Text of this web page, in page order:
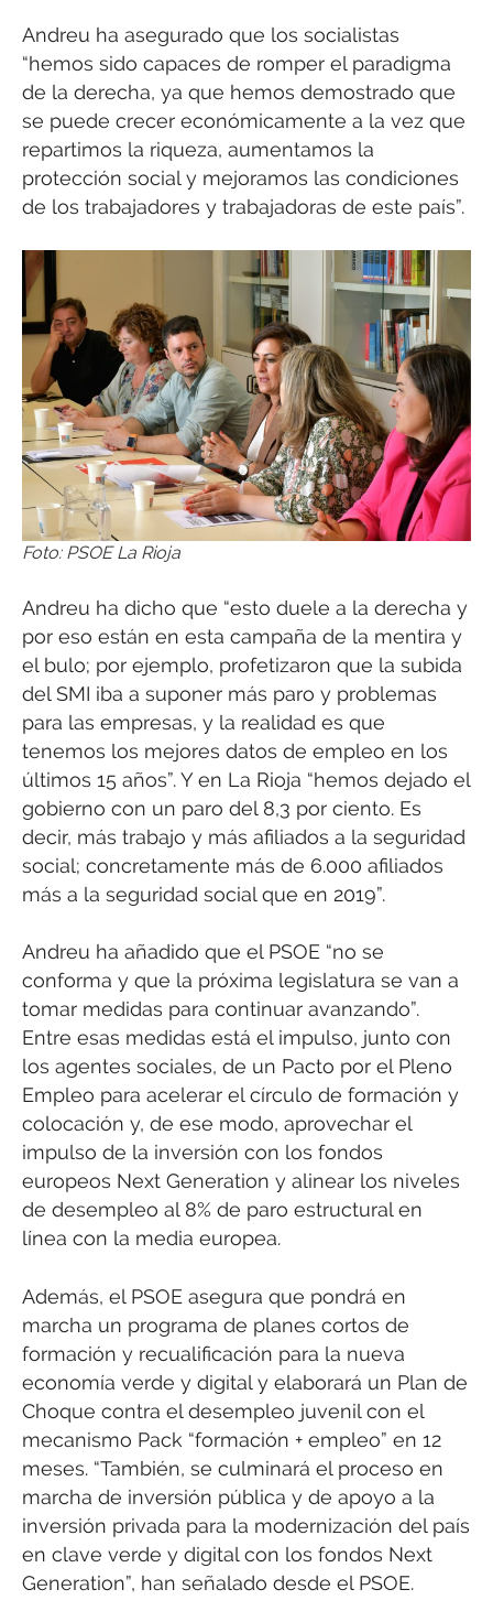
Andreu ha asegurado que los socialistas
“hemos sido capaces de romper el paradigma
de la derecha, ya que hemos demostrado que
se puede crecer económicamente a la vez que
repartimos la riqueza, aumentamos la
protección social y mejoramos las condiciones
de los trabajadores y trabajadoras de este país”.
Foto: PSOE La Rioja
Andreu ha dicho que “esto duele a la derecha y
por eso están en esta campaña de la mentira y
el bulo; por ejemplo, profetizaron que la subida
del SMI iba a suponer más paro y problemas
para las empresas, y la realidad es que
tenemos los mejores datos de empleo en los
últimos 15 años”. Y en La Rioja “hemos dejado el
gobierno con un paro del 8,3 por ciento. Es
decir, más trabajo y más afiliados a la seguridad
social; concretamente más de 6.000 afiliados
más a la seguridad social que en 2019”.
Andreu ha añadido que el PSOE “no se
conforma y que la próxima legislatura se van a
tomar medidas para continuar avanzando”.
Entre esas medidas está el impulso, junto con
los agentes sociales, de un Pacto por el Pleno
Empleo para acelerar el círculo de formación y
colocación y, de ese modo, aprovechar el
impulso de la inversión con los fondos
europeos Next Generation y alinear los niveles
de desempleo al 8% de paro estructural en
línea con la media europea.
Además, el PSOE asegura que pondrá en
marcha un programa de planes cortos de
formación y recualificación para la nueva
economía verde y digital y elaborará un Plan de
Choque contra el desempleo juvenil con el
mecanismo Pack “formación + empleo” en 12
meses. “También, se culminará el proceso en
marcha de inversión pública y de apoyo a la
inversión privada para la modernización del país
en clave verde y digital con los fondos Next
Generation”, han señalado desde el PSOE.